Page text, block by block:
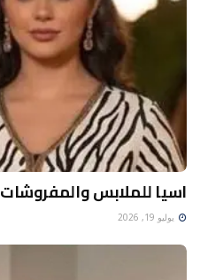
اسيا للملابس والمفروشات
يوليو 19, 2026